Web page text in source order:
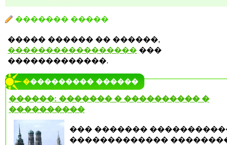
������� �����
����� ������ �� ������,
����������������� ���
�������������.
���������� ������
������: ������� � ���������� �
����������
��� �������
�������������